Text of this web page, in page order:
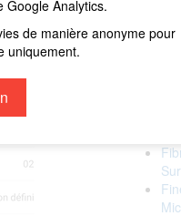
Google Analytics.
de manière anonyme pour
uniquement.